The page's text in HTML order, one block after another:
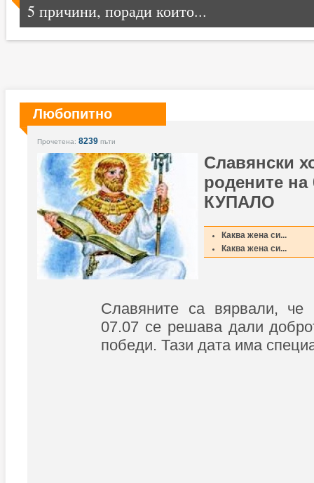
5 причини, поради които...
Любопитно
Прочетена: 8239 пъти
Славянски
родените
КУПАЛО
Каква жена си...
Каква жена си...
Славяните са вярвали, че
07.07 се решава дали
победи. Тази дата има